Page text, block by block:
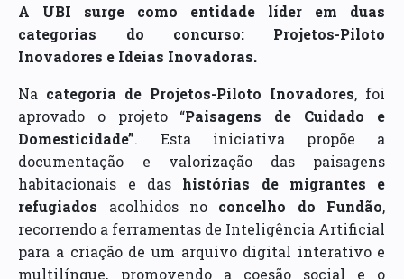
A UBI surge como entidade líder em duas
categorias do concurso: Projetos-Piloto
Inovadores e Ideias Inovadoras.
Na categoria de Projetos-Piloto Inovadores, foi
aprovado o projeto “Paisagens de Cuidado e
Domesticidade”. Esta iniciativa propõe a
documentação e valorização das paisagens
habitacionais e das histórias de migrantes e
refugiados acolhidos no concelho do Fundão,
recorrendo a ferramentas de Inteligência Artificial
para a criação de um arquivo digital interativo e
multilíngue, promovendo a coesão social e o